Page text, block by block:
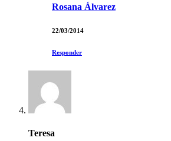
Rosana Álvarez
22/03/2014
Responder
Teresa